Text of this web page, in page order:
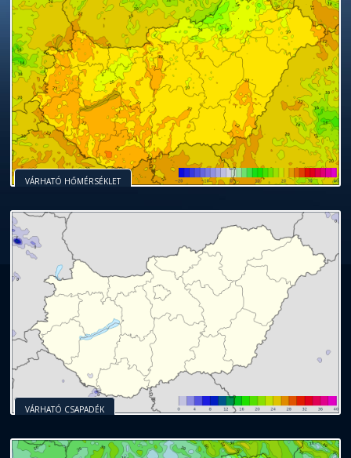
VÁRHATÓ HŐMÉRSÉKLET
VÁRHATÓ CSAPADÉK